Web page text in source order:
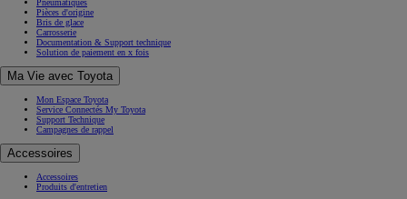
Pièces d'origine
Bris de glace
Carrosserie
Documentation & Support technique
Solution de paiement en x fois
Ma Vie avec Toyota
Mon Espace Toyota
Service Connectés My Toyota
Support Technique
Campagnes de rappel
Accessoires
Accessoires
Produits d'entretien